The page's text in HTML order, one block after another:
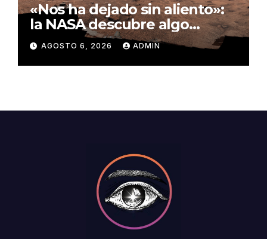
«Nos ha dejado sin aliento»:
la NASA descubre algo
insólito en Marte
AGOSTO 6, 2026 ADMIN